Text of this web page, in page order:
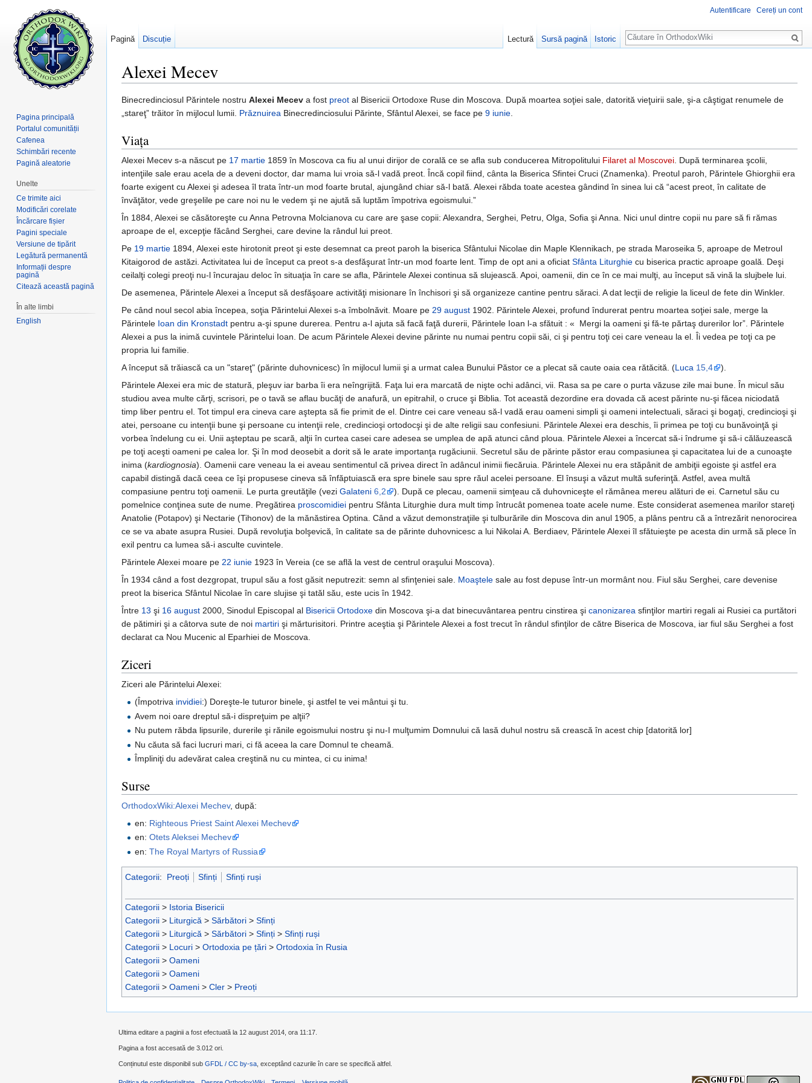
Alexei Mecev
Binecredinciosul Părintele nostru Alexei Mecev a fost preot al Bisericii Ortodoxe Ruse din Moscova. După moartea soţiei sale, datorită vieţuirii sale, şi-a câştigat renumele de
„stareţ” trăitor în mijlocul lumii. Prăznuirea Binecredinciosului Părinte, Sfântul Alexei, se face pe 9 iunie.
Viața
Alexei Mecev s-a născut pe 17 martie 1859 în Moscova ca fiu al unui dirijor de corală ce se afla sub conducerea Mitropolitului Filaret al Moscovei. După terminarea şcolii,
intenţiile sale erau acela de a deveni doctor, dar mama lui vroia să-l vadă preot. Încă copil fiind, cânta la Biserica Sfintei Cruci (Znamenka). Preotul paroh, Părintele Ghiorghii era
foarte exigent cu Alexei şi adesea îl trata într-un mod foarte brutal, ajungând chiar să-l bată. Alexei răbda toate acestea gândind în sinea lui că “acest preot, în calitate de
învăţător, vede greşelile pe care noi nu le vedem şi ne ajută să luptăm împotriva egoismului.”
În 1884, Alexei se căsătoreşte cu Anna Petrovna Molcianova cu care are şase copii: Alexandra, Serghei, Petru, Olga, Sofia şi Anna. Nici unul dintre copii nu pare să fi rămas
aproape de el, excepţie făcând Serghei, care devine la rândul lui preot.
Pe 19 martie 1894, Alexei este hirotonit preot şi este desemnat ca preot paroh la biserica Sfântului Nicolae din Maple Klennikach, pe strada Maroseika 5, aproape de Metroul
Kitaigorod de astăzi. Activitatea lui de început ca preot s-a desfăşurat într-un mod foarte lent. Timp de opt ani a oficiat Sfânta Liturghie cu biserica practic aproape goală. Deşi
ceilalţi colegi preoţi nu-l încurajau deloc în situaţia în care se afla, Părintele Alexei continua să slujească. Apoi, oamenii, din ce în ce mai mulţi, au început să vină la slujbele lui.
De asemenea, Părintele Alexei a început să desfăşoare activităţi misionare în închisori şi să organizeze cantine pentru săraci. A dat lecţii de religie la liceul de fete din Winkler.
Pe când noul secol abia începea, soţia Părintelui Alexei s-a îmbolnăvit. Moare pe 29 august 1902. Părintele Alexei, profund îndurerat pentru moartea soţiei sale, merge la
Părintele Ioan din Kronstadt pentru a-şi spune durerea. Pentru a-l ajuta să facă faţă durerii, Părintele Ioan l-a sfătuit : « Mergi la oameni şi fă-te părtaş durerilor lor”. Părintele
Alexei a pus la inimă cuvintele Părintelui Ioan. De acum Părintele Alexei devine părinte nu numai pentru copii săi, ci şi pentru toţi cei care veneau la el. Îi vedea pe toţi ca pe
propria lui familie.
A început să trăiască ca un "stareţ" (părinte duhovnicesc) în mijlocul lumii şi a urmat calea Bunului Păstor ce a plecat să caute oaia cea rătăcită. (Luca 15,4
).
Părintele Alexei era mic de statură, pleşuv iar barba îi era neîngrijită. Faţa lui era marcată de nişte ochi adânci, vii. Rasa sa pe care o purta văzuse zile mai bune. În micul său
studiou avea multe cărţi, scrisori, pe o tavă se aflau bucăţi de anafură, un epitrahil, o cruce şi Biblia. Tot această dezordine era dovada că acest părinte nu-şi făcea niciodată
timp liber pentru el. Tot timpul era cineva care aştepta să fie primit de el. Dintre cei care veneau să-l vadă erau oameni simpli şi oameni intelectuali, săraci şi bogaţi, credincioşi şi
atei, persoane cu intenţii bune şi persoane cu intenţii rele, credincioşi ortodocşi şi de alte religii sau confesiuni. Părintele Alexei era deschis, îi primea pe toţi cu bunăvoinţă şi
vorbea îndelung cu ei. Unii aşteptau pe scară, alţii în curtea casei care adesea se umplea de apă atunci când ploua. Părintele Alexei a încercat să-i îndrume şi să-i călăuzească
pe toţi aceşti oameni pe calea lor. Şi în mod deosebit a dorit să le arate importanţa rugăciunii. Secretul său de părinte păstor erau compasiunea şi capacitatea lui de a cunoaşte
inima (kardiognosia). Oamenii care veneau la ei aveau sentimentul că privea direct în adâncul inimii fiecăruia. Părintele Alexei nu era stăpânit de ambiţii egoiste şi astfel era
capabil distingă dacă ceea ce îşi propusese cineva să înfăptuiască era spre binele sau spre răul acelei persoane. El însuşi a văzut multă suferinţă. Astfel, avea multă
compasiune pentru toţi oamenii. Le purta greutăţile (vezi Galateni 6,2
). După ce plecau, oamenii simţeau că duhovniceşte el rămânea mereu alături de ei. Carnetul său cu
pomelnice conţinea sute de nume. Pregătirea proscomidiei pentru Sfânta Liturghie dura mult timp întrucât pomenea toate acele nume. Este considerat asemenea marilor stareţi
Anatolie (Potapov) şi Nectarie (Tihonov) de la mănăstirea Optina. Când a văzut demonstraţiile şi tulburările din Moscova din anul 1905, a plâns pentru că a întrezărit nenorocirea
ce se va abate asupra Rusiei. După revoluţia bolşevică, în calitate sa de părinte duhovnicesc a lui Nikolai A. Berdiaev, Părintele Alexei îl sfătuieşte pe acesta din urmă să plece în
exil pentru ca lumea să-i asculte cuvintele.
Părintele Alexei moare pe 22 iunie 1923 în Vereia (ce se află la vest de centrul oraşului Moscova).
În 1934 când a fost dezgropat, trupul său a fost găsit neputrezit: semn al sfinţeniei sale. Moaştele sale au fost depuse într-un mormânt nou. Fiul său Serghei, care devenise
preot la biserica Sfântul Nicolae în care slujise şi tatăl său, este ucis în 1942.
Între 13 şi 16 august 2000, Sinodul Episcopal al Bisericii Ortodoxe din Moscova şi-a dat binecuvântarea pentru cinstirea şi canonizarea sfinţilor martiri regali ai Rusiei ca purtători
de pătimiri şi a câtorva sute de noi martiri şi mărturisitori. Printre aceştia şi Părintele Alexei a fost trecut în rândul sfinţilor de către Biserica de Moscova, iar fiul său Serghei a fost
declarat ca Nou Mucenic al Eparhiei de Moscova.
Ziceri
Ziceri ale Părintelui Alexei:
(Împotriva invidiei:) Doreşte-le tuturor binele, şi astfel te vei mântui şi tu.
Avem noi oare dreptul să-i dispreţuim pe alţii?
Nu putem răbda lipsurile, durerile şi rănile egoismului nostru şi nu-I mulţumim Domnului că lasă duhul nostru să crească în acest chip [datorită lor]
Nu căuta să faci lucruri mari, ci fă aceea la care Domnul te cheamă.
Împliniţi du adevărat calea creştină nu cu mintea, ci cu inima!
Surse
OrthodoxWiki:Alexei Mechev, după:
en: Righteous Priest Saint Alexei Mechev
en:Otets Aleksei Mechev
en:The Royal Martyrs of Russia
Categorii: Preoți Sfinți Sfinți ruși
Categorii > Istoria Bisericii
Categorii > Liturgică > Sărbători > Sfinți
Categorii > Liturgică > Sărbători > Sfinți > Sfinți ruși
Categorii > Locuri > Ortodoxia pe țări > Ortodoxia în Rusia
Categorii > Oameni
Categorii > Oameni
Categorii > Oameni > Cler > Preoți
Autentificare Cereți un cont
Pagină Discuție Lectură Sursă pagină Istoric
Căutare
Pagina principală
Portalul comunității
Cafenea
Schimbări recente
Pagină aleatorie
Unelte
Ce trimite aici
Modificări corelate
Încărcare fișier
Pagini speciale
Versiune de tipărit
Legătură permanentă
Informații despre
pagină
Citează această pagină
În alte limbi
English
Ultima editare a paginii a fost efectuată la 12 august 2014, ora 11:17.
Pagina a fost accesată de 3.012 ori.
Conținutul este disponibil sub GFDL / CC by-sa , exceptând cazurile în care se specifică altfel.